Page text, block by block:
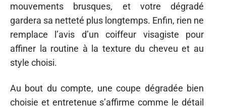
mouvements brusques, et votre dégradé
gardera sa netteté plus longtemps. Enfin, rien ne
remplace l’avis d’un coiffeur visagiste pour
affiner la routine à la texture du cheveu et au
style choisi.
Au bout du compte, une coupe dégradée bien
choisie et entretenue s’affirme comme le détail